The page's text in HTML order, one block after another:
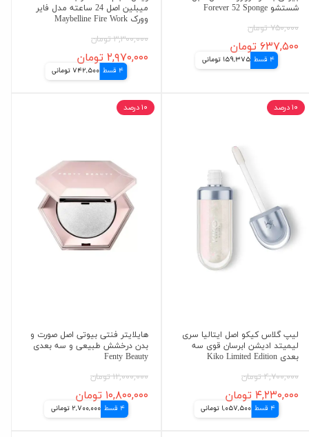
شستشو Forever 52 Sponge
۷۵۰,۰۰۰ تومان
۶۳۷,۵۰۰ تومان
4 قسط 159,375 تومانی
میبلین اصل 24 ساعته مدل فایر
وورک Maybelline Fire Work
۳,۳۰۰,۰۰۰ تومان
۲,۹۷۰,۰۰۰ تومان
4 قسط 742,500 تومانی
لیپ گلاس کیکو اصل ایتالیا سری
لیمیتد ادیشن ابرسان قوی سه
بعدی Kiko Limited Edition
۴,۷۰۰,۰۰۰ تومان
۴,۲۳۰,۰۰۰ تومان
4 قسط 1,057,500 تومانی
۱۰ درصد
هایلایتر فنتی بیوتی اصل صورت و
بدن درخشش طبیعی و سه بعدی
Fenty Beauty
۱۲,۰۰۰,۰۰۰ تومان
۱۰,۸۰۰,۰۰۰ تومان
4 قسط 2,700,000 تومانی
۱۰ درصد